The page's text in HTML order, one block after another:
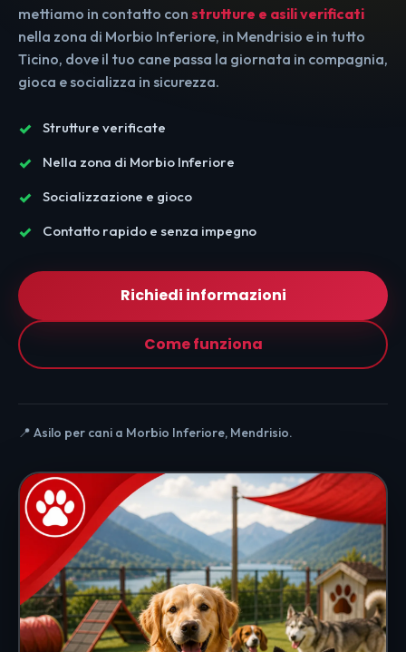
mettiamo in contatto con strutture e asili verificati
nella zona di Morbio Inferiore, in Mendrisio e in tutto
Ticino, dove il tuo cane passa la giornata in compagnia,
gioca e socializza in sicurezza.
Strutture verificate
Nella zona di Morbio Inferiore
Socializzazione e gioco
Contatto rapido e senza impegno
Richiedi informazioni
Come funziona
📍 Asilo per cani a Morbio Inferiore, Mendrisio.